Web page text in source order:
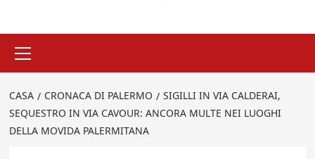
principale
CASA CRONACA DI PALERMO
SIGILLI IN VIA CALDERAI,
SEQUESTRO IN VIA CAVOUR: ANCORA MULTE NEI LUOGHI
DELLA MOVIDA PALERMITANA